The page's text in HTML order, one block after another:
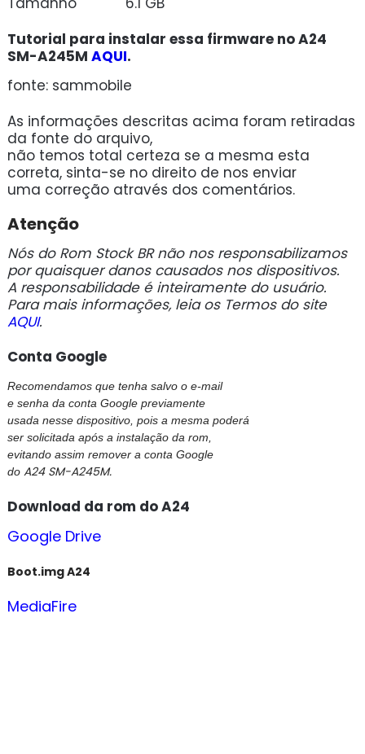
Tutorial para instalar essa firmware no A24
SM-A245M AQUI.
fonte: sammobile
As informações descritas acima foram retiradas
da fonte do arquivo,
não temos total certeza se a mesma esta
correta, sinta-se no direito de nos enviar
uma correção através dos comentários.
Atenção
Nós do Rom Stock BR não nos responsabilizamos
por quaisquer danos causados nos dispositivos.
A responsabilidade é inteiramente do usuário.
Para mais informações, leia os Termos do site
AQUI.
Conta Google
Recomendamos que tenha salvo o e-mail
e senha da conta Google previamente
usada nesse dispositivo, pois a mesma poderá
ser solicitada após a instalação da rom,
evitando assim remover a conta Google
do A24 SM-A245M.
Download da rom do A24
Google Drive
Boot.img A24
MediaFire